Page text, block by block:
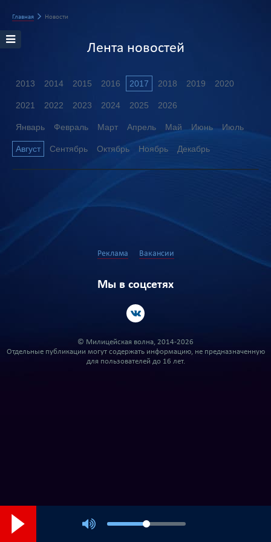
Главная Новости
Лента новостей
2013 2014 2015 2016 2017 2018 2019 2020
2021 2022 2023 2024 2025 2026
Январь Февраль Март Апрель Май Июнь Июль
Август Сентябрь Октябрь Ноябрь Декабрь
Реклама Вакансии
Мы в соцсетях
© Милицейская волна, 2014-2026
Отдельные публикации могут содержать информацию, не предназначенную
для пользователей до 16 лет.